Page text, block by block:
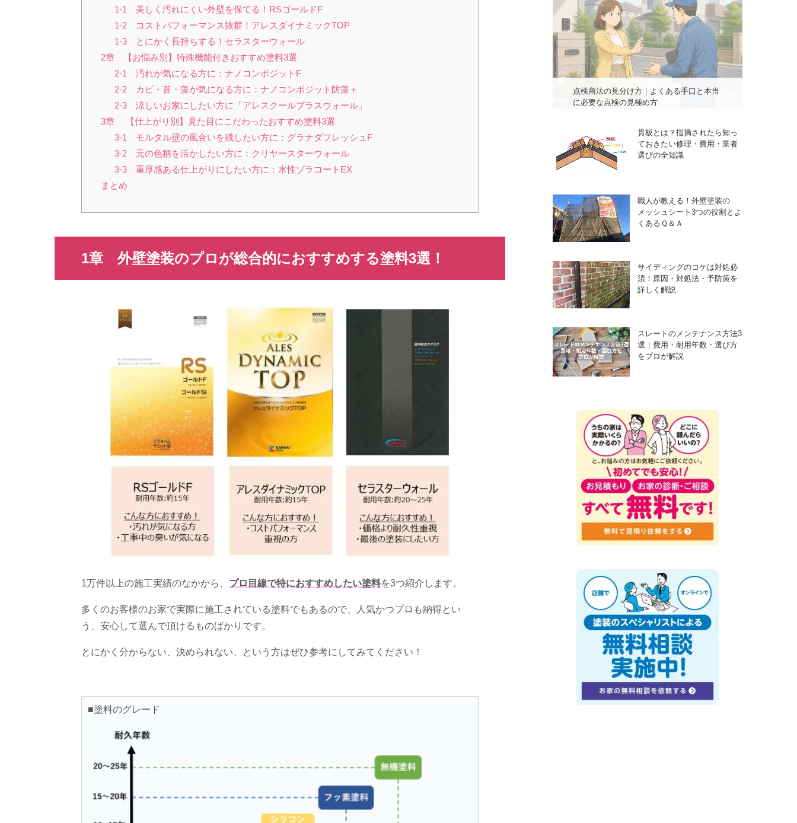
1-1 美しく汚れにくい外壁を保てる！RSゴールドF
1-2 コストパフォーマンス抜群！アレスダイナミックTOP
1-3 とにかく長持ちする！セラスターウォール
2章 【お悩み別】特殊機能付きおすすめ塗料3選
2-1 汚れが気になる方に：ナノコンポジットF
2-2 カビ・苔・藻が気になる方に：ナノコンポジット防藻＋
2-3 涼しいお家にしたい方に「アレスクールプラスウォール」
3章 【仕上がり別】見た目にこだわったおすすめ塗料3選
3-1 モルタル壁の風合いを残したい方に：グラナダフレッシュF
3-2 元の色柄を活かしたい方に：クリヤースターウォール
3-3 重厚感ある仕上がりにしたい方に：水性ゾラコートEX
まとめ
1章 外壁塗装のプロが総合的におすすめする塗料3選！
1万件以上の施工実績のなかから、 プロ目線で特におすすめしたい塗料を3つ紹介します。
多くのお客様のお家で実際に施工されている塗料でもあるので、人気かつプロも納得とい
う、安心して選んで頂けるものばかりです。
とにかく分からない、決められない、という方はぜひ参考にしてみてください！
■塗料のグレード
点検商法の見分け方｜よくある手口と本当
に必要な点検の見極め方
貫板とは？指摘されたら知っ
ておきたい修理・費用・業者
選びの全知識
職人が教える！外壁塗装の
メッシュシート3つの役割とよ
くあるＱ＆Ａ
サイディングのコケは対処必
須！原因・対処法・予防策を
詳しく解説
スレートのメンテナンス方法3
選｜費用・耐用年数・選び方
をプロが解説